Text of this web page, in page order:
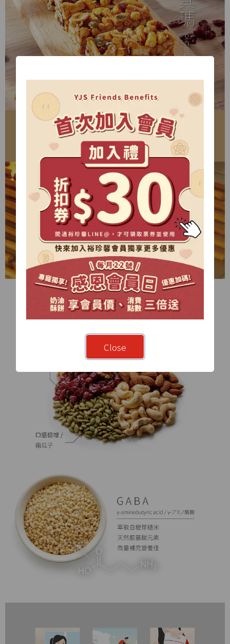
Close